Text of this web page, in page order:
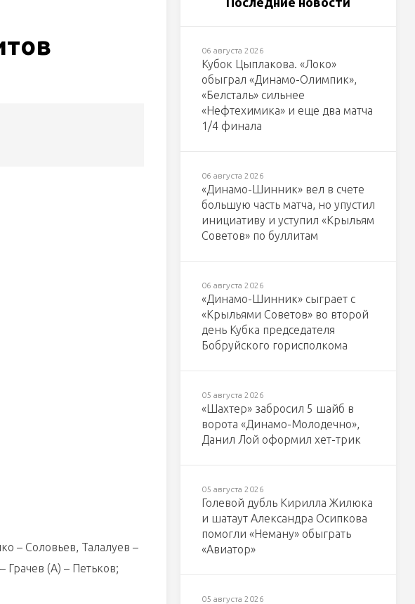
– Соловьев, Талалуев –
Грачев (А) – Петьков;
06 августа 2026
Кубок Цыплакова. «Локо»
обыграл «Динамо-Олимпик»,
«Белсталь» сильнее
«Нефтехимика» и еще два матча
1/4 финала
06 августа 2026
«Динамо-Шинник» вел в счете
большую часть матча, но упустил
инициативу и уступил «Крыльям
Советов» по буллитам
06 августа 2026
«Динамо-Шинник» сыграет с
«Крыльями Советов» во второй
день Кубка председателя
Бобруйского горисполкома
05 августа 2026
«Шахтер» забросил 5 шайб в
ворота «Динамо-Молодечно»,
Данил Лой оформил хет-трик
05 августа 2026
Голевой дубль Кирилла Жилюка
и шатаут Александра Осипкова
помогли «Неману» обыграть
«Авиатор»
05 августа 2026